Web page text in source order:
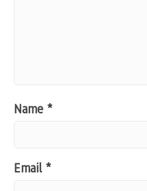
Name *
Email *